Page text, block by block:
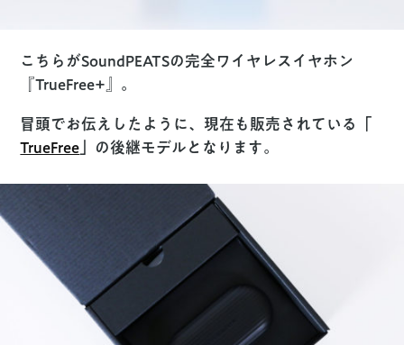
こちらがSoundPEATSの完全ワイヤレスイヤホン
『TrueFree+』。
冒頭でお伝えしたように、現在も販売されている「
TrueFree 」の後継モデルとなります。